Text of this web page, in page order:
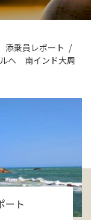
添乗員レポート
ルへ 南インド大周
ート